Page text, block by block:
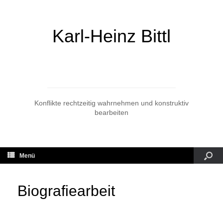
Karl-Heinz Bittl
Konflikte rechtzeitig wahrnehmen und konstruktiv
bearbeiten
Menü
Biografiearbeit